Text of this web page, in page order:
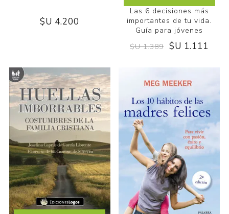
$U 4.200
Las 6 decisiones más
importantes de tu vida.
Guía para jóvenes
$U 1.389 $U 1.111